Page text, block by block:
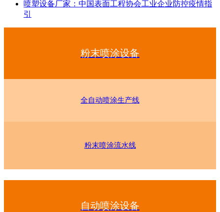
喷塑设备厂家：中国表面工程协会工业企业防控疫情指
引
粉末喷涂设备
全自动喷涂生产线
粉末喷涂流水线
自动喷涂设备